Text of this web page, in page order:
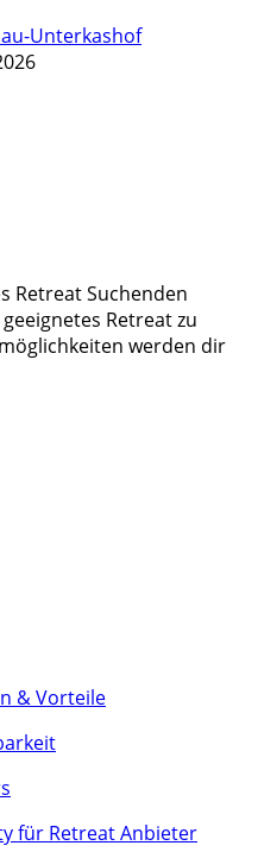
Unterkashof
Retreat Suchenden
Retreat zu
werden dir
& Vorteile
für Retreat Anbieter